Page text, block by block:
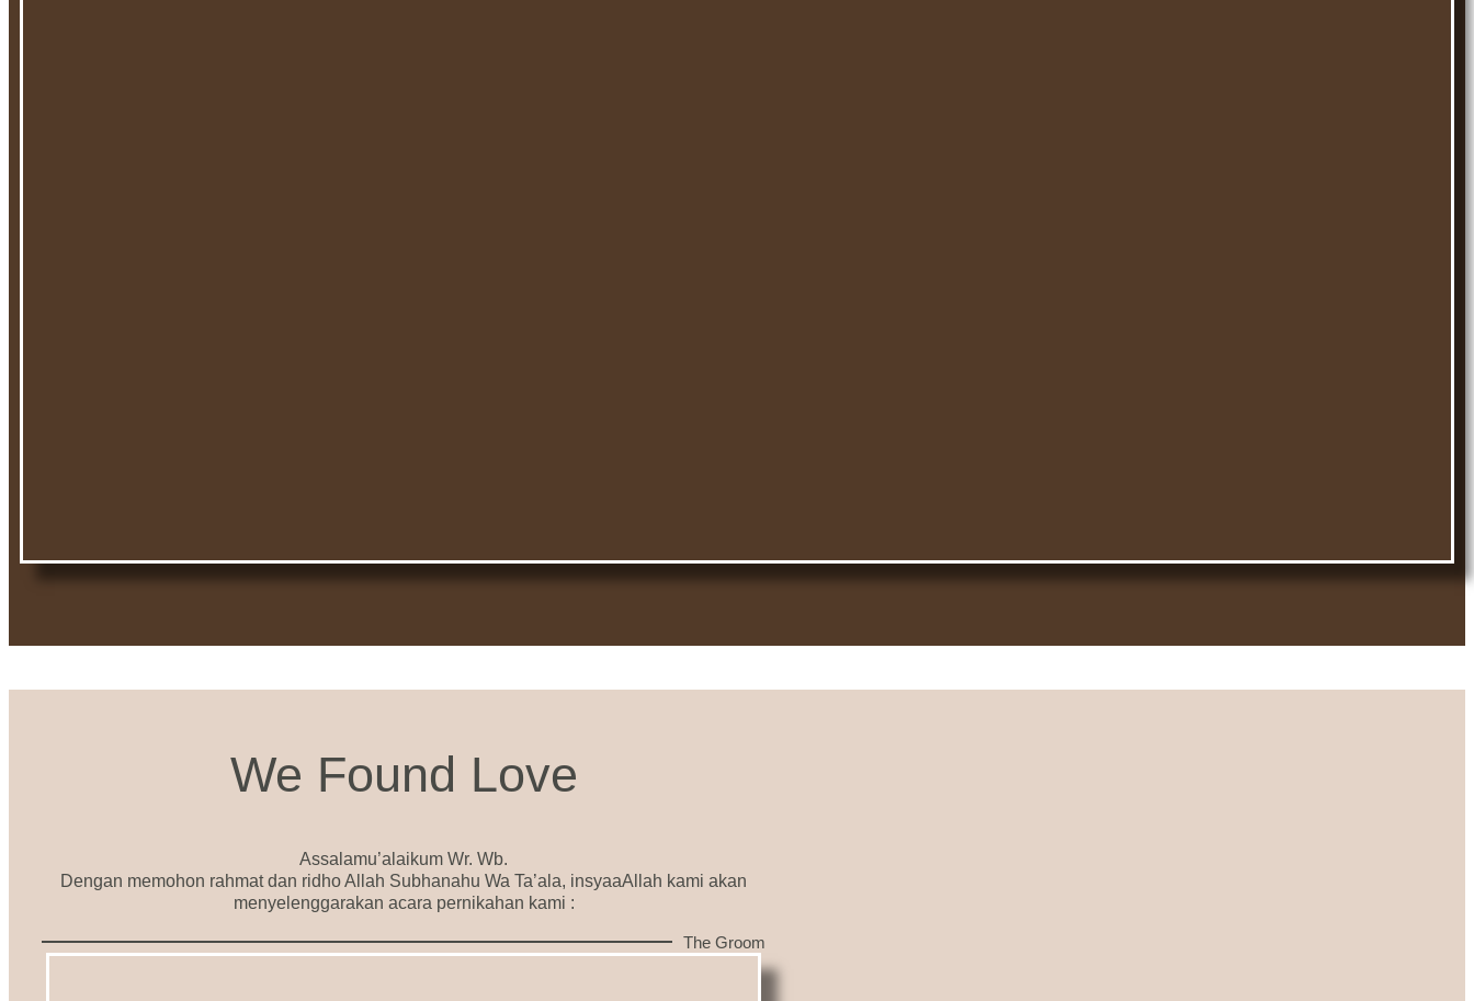
We Found Love
Assalamu’alaikum Wr. Wb.
Dengan memohon rahmat dan ridho Allah Subhanahu Wa Ta’ala, insyaaAllah kami akan
menyelenggarakan acara pernikahan kami :
The Groom